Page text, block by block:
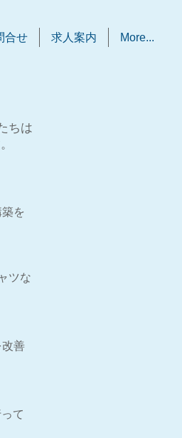
合せ 求人案内 More...
ちは
を
ツな
善
て